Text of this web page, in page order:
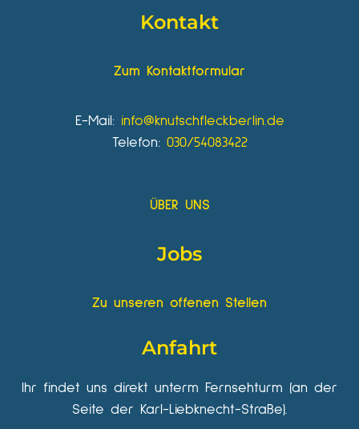
Kontakt
Zum Kontaktformular
E-Mail: info@knutschfleckberlin.de
Telefon: 030/54083422
ÜBER UNS
Jobs
Zu unseren offenen Stellen
Anfahrt
Ihr findet uns direkt unterm Fernsehturm (an der
Seite der Karl-Liebknecht-Straße).